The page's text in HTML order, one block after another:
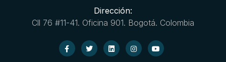
Dirección:
Cll 76 #11-41. Oficina 901. Bogotá. Colombia